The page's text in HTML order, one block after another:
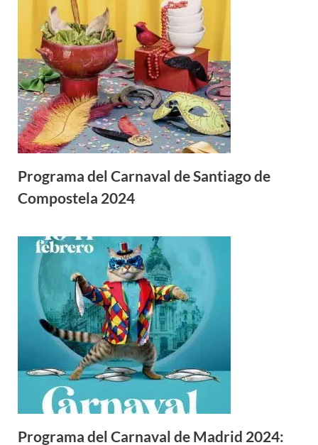
Programa del Carnaval de Santiago de
Compostela 2024
Programa del Carnaval de Madrid 2024: